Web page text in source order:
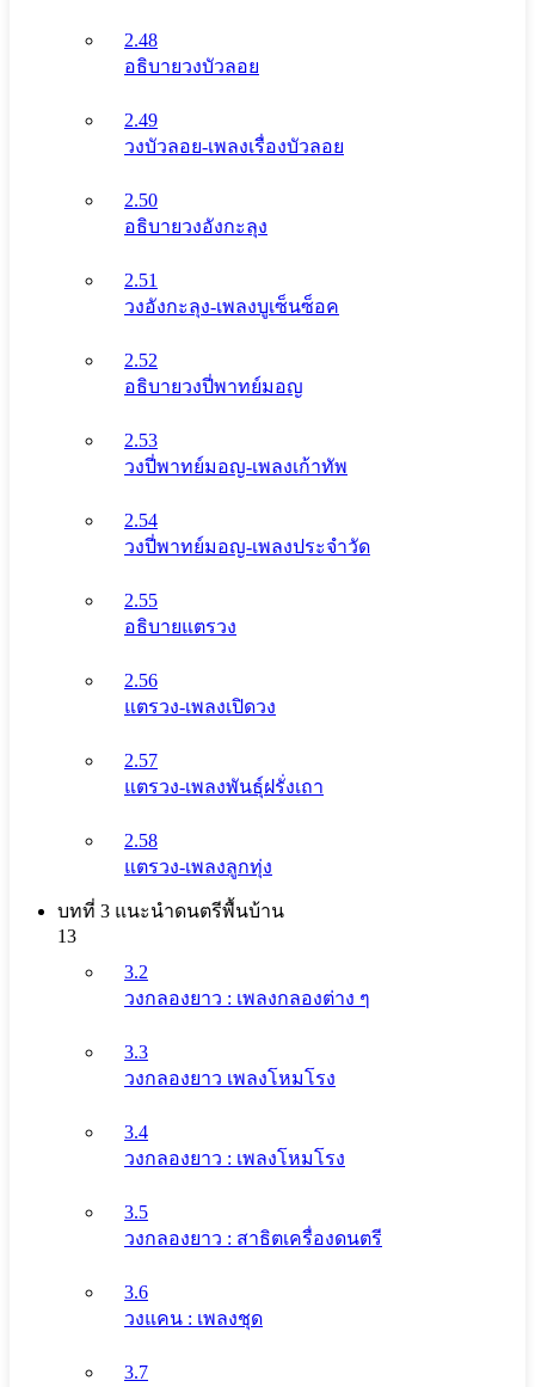
2.48
อธิบายวงบัวลอย
2.49
วงบัวลอย-เพลงเรื่องบัวลอย
2.50
อธิบายวงอังกะลุง
2.51
วงอังกะลุง-เพลงบูเซ็นซ็อค
2.52
อธิบายวงปี่พาทย์มอญ
2.53
วงปี่พาทย์มอญ-เพลงเก้าทัพ
2.54
วงปี่พาทย์มอญ-เพลงประจำวัด
2.55
อธิบายแตรวง
2.56
แตรวง-เพลงเปิดวง
2.57
แตรวง-เพลงพันธุ์ฝรั่งเถา
2.58
แตรวง-เพลงลูกทุ่ง
บทที่ 3 แนะนําดนตรีพื้นบ้าน
13
3.2
วงกลองยาว : เพลงกลองต่าง ๆ
3.3
วงกลองยาว เพลงโหมโรง
3.4
วงกลองยาว : เพลงโหมโรง
3.5
วงกลองยาว : สาธิตเครื่องดนตรี
3.6
วงแคน : เพลงชุด
3.7